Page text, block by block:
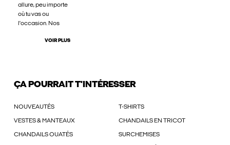
allure, peu importe
où tu vas ou
l'occasion. Nos
VOIR PLUS
ÇA POURRAIT T'INTÉRESSER
NOUVEAUTÉS T-SHIRTS
VESTES & MANTEAUX CHANDAILS EN TRICOT
CHANDAILS OUATÉS SURCHEMISES